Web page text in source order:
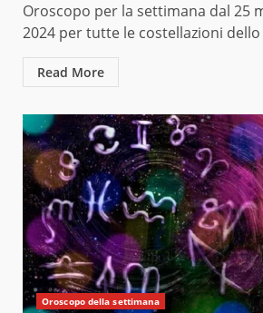
Oroscopo per la settimana dal 25
2024 per tutte le costellazioni dello
Read More
Oroscopo della settimana